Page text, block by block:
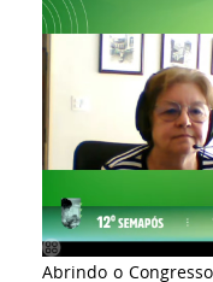
Abrindo o